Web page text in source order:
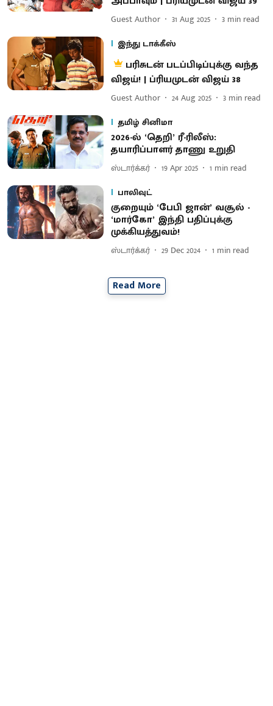
Guest Author 31 Aug 2025 3 min read
இந்து டாக்கீஸ்
பரிசுடன் படப்பிடிப்புக்கு வந்த
விஜய்! | ப்ரியமுடன் விஜய் 38
Guest Author 24 Aug 2025 3 min read
தமிழ் சினிமா
2026-ல் ‘தெறி’ ரீ-ரிலீஸ்:
தயாரிப்பாளர் தாணு உறுதி
ஸ்டார்க்கர் 19 Apr 2025 1 min read
பாலிவுட்
குறையும் ‘பேபி ஜான்’ வசூல் -
‘மார்கோ’ இந்தி பதிப்புக்கு
முக்கியத்துவம்!
ஸ்டார்க்கர் 29 Dec 2024 1 min read
Read More